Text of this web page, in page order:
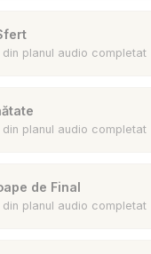
din planul audio completat
din planul audio completat
de Final
din planul audio completat